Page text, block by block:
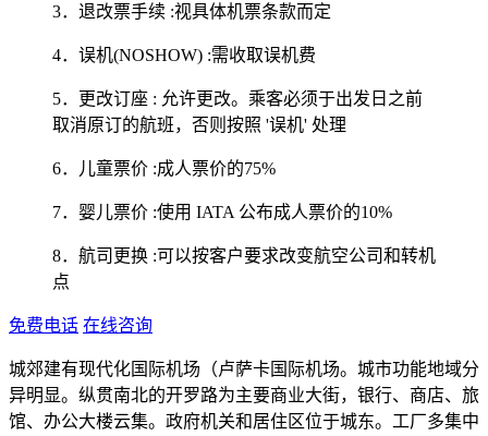
3．退改票手续 :视具体机票条款而定
4．误机(NOSHOW) :需收取误机费
5．更改订座 : 允许更改。乘客必须于出发日之前
取消原订的航班，否则按照 '误机' 处理
6．儿童票价 :成人票价的75%
7．婴儿票价 :使用 IATA 公布成人票价的10%
8．航司更换 :可以按客户要求改变航空公司和转机
点
免费电话 在线咨询
城郊建有现代化国际机场（卢萨卡国际机场。城市功能地域分
异明显。纵贯南北的开罗路为主要商业大街，银行、商店、旅
馆、办公大楼云集。政府机关和居住区位于城东。工厂多集中